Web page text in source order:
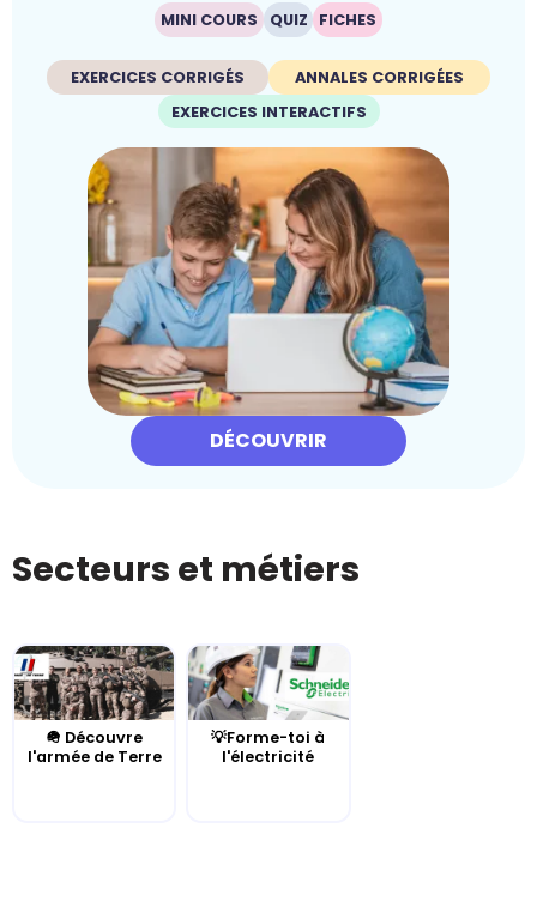
MINI COURS QUIZ FICHES
EXERCICES CORRIGÉS
ANNALES CORRIGÉES
EXERCICES INTERACTIFS
DÉCOUVRIR
Secteurs et métiers
🪖 Découvre
l'armée de Terre
💡Forme-toi à
l'électricité